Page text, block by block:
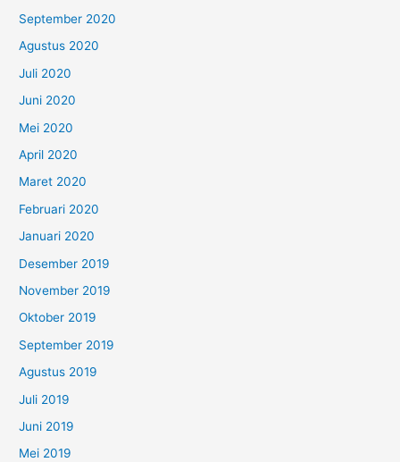
September 2020
Agustus 2020
Juli 2020
Juni 2020
Mei 2020
April 2020
Maret 2020
Februari 2020
Januari 2020
Desember 2019
November 2019
Oktober 2019
September 2019
Agustus 2019
Juli 2019
Juni 2019
Mei 2019